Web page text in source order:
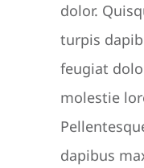
dolor.
turpis
feugiat
molestie
dapibus